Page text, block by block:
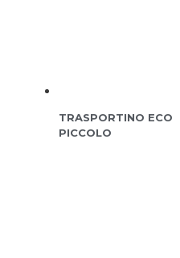
TRASPORTINO ECO
PICCOLO